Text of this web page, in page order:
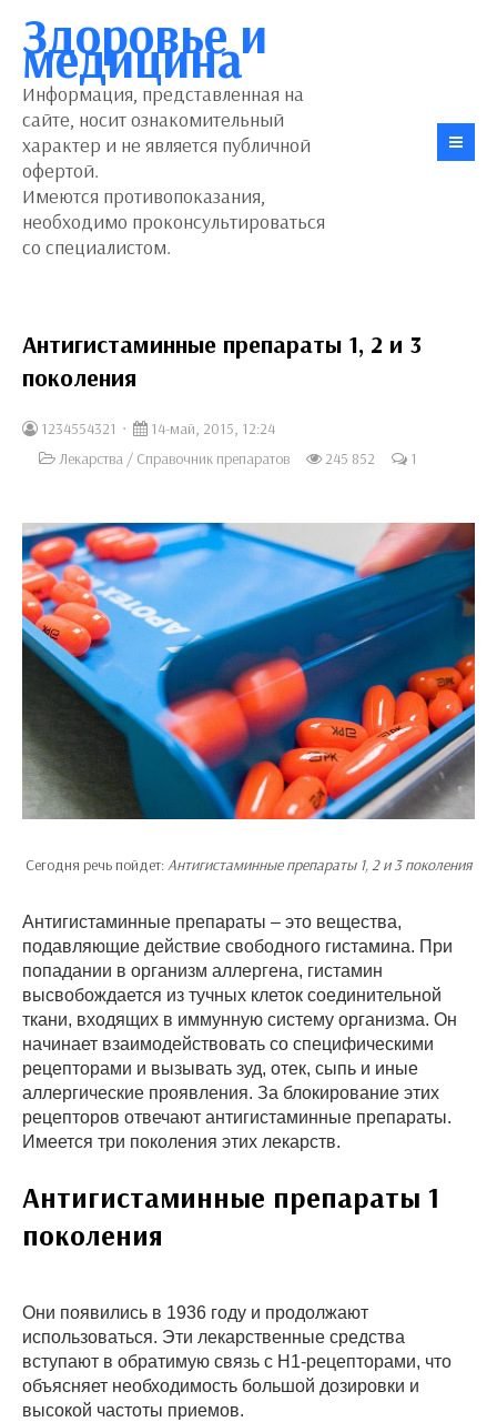
Здоровье и
медицина
Информация, представленная на
сайте, носит ознакомительный
характер и не является публичной
офертой.
Имеются противопоказания,
необходимо проконсультироваться
со специалистом.
Антигистаминные препараты 1, 2 и 3
поколения
1234554321
14-май, 2015, 12:24
Лекарства / Справочник препаратов 245 852 1
Сегодня речь пойдет:Антигистаминные препараты 1, 2 и 3 поколения
Антигистаминные препараты – это вещества,
подавляющие действие свободного гистамина. При
попадании в организм аллергена, гистамин
высвобождается из тучных клеток соединительной
ткани, входящих в иммунную систему организма. Он
начинает взаимодействовать со специфическими
рецепторами и вызывать зуд, отек, сыпь и иные
аллергические проявления. За блокирование этих
рецепторов отвечают антигистаминные препараты.
Имеется три поколения этих лекарств.
Антигистаминные препараты 1
поколения
Они появились в 1936 году и продолжают
использоваться. Эти лекарственные средства
вступают в обратимую связь с Н1-рецепторами, что
объясняет необходимость большой дозировки и
высокой частоты приемов.